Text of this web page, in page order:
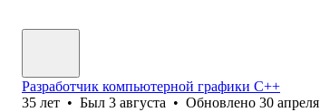
Разработчик компьютерной графики С++
35 лет • Был 3 августа • Обновлено 30 апреля